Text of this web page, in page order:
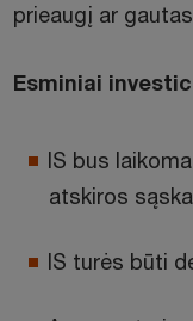
prieaugį ar
Esminiai
IS bus
atskiros
IS turės būti